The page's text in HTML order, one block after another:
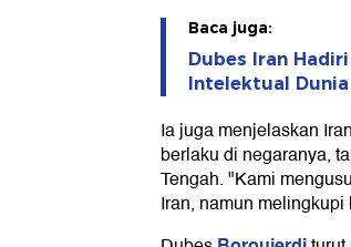
Baca juga:
Dubes Iran
Intelektual Dunia
Ia juga menjelaskan
berlaku di negaranya,
Tengah. "Kami
Iran, namun